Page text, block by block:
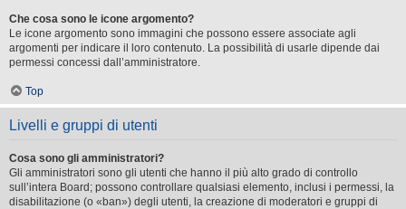
Che cosa sono le icone argomento?
Le icone argomento sono immagini che possono essere associate agli
argomenti per indicare il loro contenuto. La possibilità di usarle dipende dai
permessi concessi dall’amministratore.
Top
Livelli e gruppi di utenti
Cosa sono gli amministratori?
Gli amministratori sono gli utenti che hanno il più alto grado di controllo
sull’intera Board; possono controllare qualsiasi elemento, inclusi i permessi, la
disabilitazione (o «ban») degli utenti, la creazione di moderatori e gruppi di